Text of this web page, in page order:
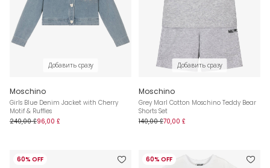
Добавить сразу
Moschino
Girls Blue Denim Jacket with Cherry
Motif & Ruffles
240,00 £96,00 £
Добавить сразу
Moschino
Grey Marl Cotton Moschino Teddy Bear
Shorts Set
140,00 £70,00 £
60% OFF 60% OFF